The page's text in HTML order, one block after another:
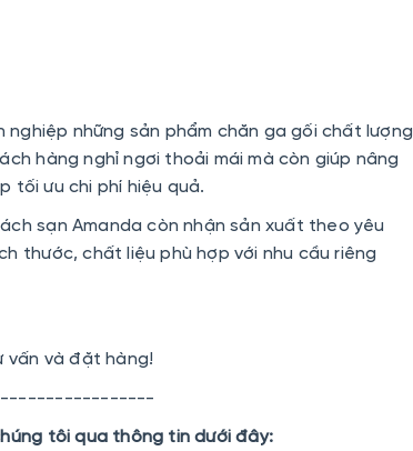
những sản phẩm chăn ga gối chất lượng
hàng nghỉ ngơi thoải mái mà còn giúp nâng
tối ưu chi phí hiệu quả.
sạn Amanda còn nhận sản xuất theo yêu
thước, chất liệu phù hợp với nhu cầu riêng
vấn và đặt hàng!
tôi qua thông tin dưới đây: